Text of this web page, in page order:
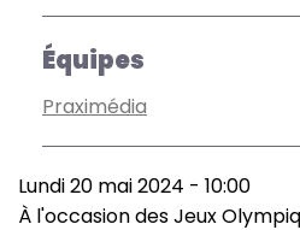
Équipes
Praximédia
Lundi 20 mai 2024 - 10:00
À l'occasion des Jeux